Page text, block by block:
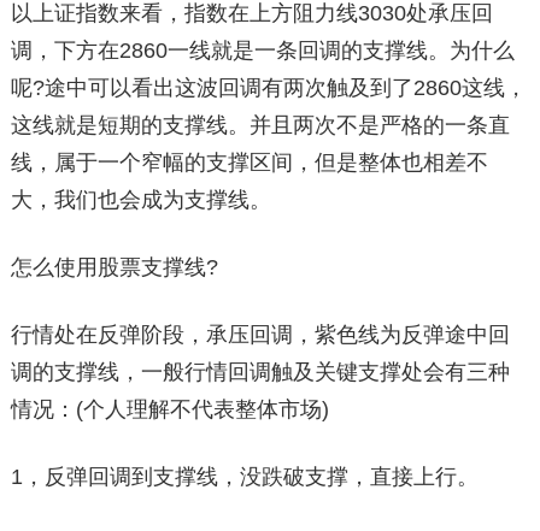
以上证指数来看，指数在上方阻力线3030处承压回
调，下方在2860一线就是一条回调的支撑线。为什么
呢?途中可以看出这波回调有两次触及到了2860这线，
这线就是短期的支撑线。并且两次不是严格的一条直
线，属于一个窄幅的支撑区间，但是整体也相差不
大，我们也会成为支撑线。
怎么使用股票支撑线?
行情处在反弹阶段，承压回调，紫色线为反弹途中回
调的支撑线，一般行情回调触及关键支撑处会有三种
情况：(个人理解不代表整体市场)
1，反弹回调到支撑线，没跌破支撑，直接上行。